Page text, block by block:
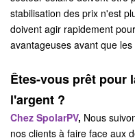
stabilisation des prix n'est
doivent agir rapidement
avantageuses avant que
Êtes-vous prêt pour
l'argent ?
Chez SpolarPV, Nous
nos clients à faire face aux